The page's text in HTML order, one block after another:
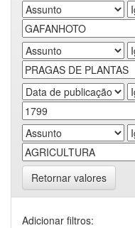
Retornar valores
Adicionar filtros: